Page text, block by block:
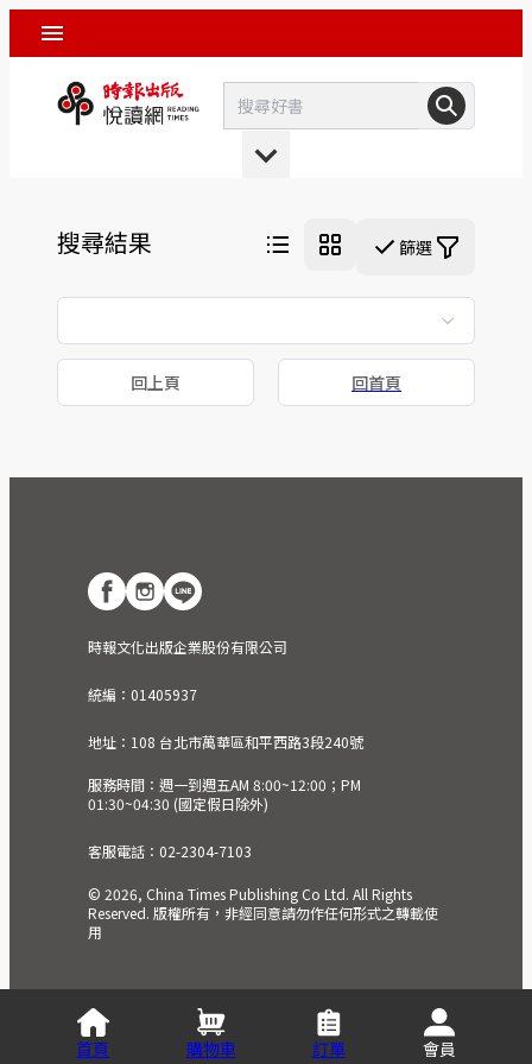
搜尋結果 篩選
回上頁 回首頁
時報文化出版企業股份有限公司
統編：01405937
地址：108 台北市萬華區和平西路3段240號
服務時間：週一到週五AM 8:00~12:00；PM
01:30~04:30 (國定假日除外)
客服電話：02-2304-7103
© 2026, China Times Publishing Co Ltd. All Rights
Reserved. 版權所有，非經同意請勿作任何形式之轉載使
用
首頁 購物車 訂單 會員